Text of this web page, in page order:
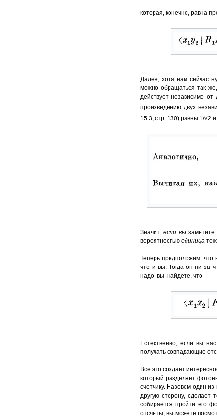
которая, конечно, равна
Далее, хотя нам сейчас
можно обращаться так
действует независимо
произведению двух
15.3, стр. 130) равны 1/√2 и
Значит, если вы
вероятностью единица
Теперь предположим, что
что и вы. Тогда он ни за
надо, вы найдете, что
Естественно, если вы
получать совпадающие
Все это создает
который разделяет
счетчику. Назовем один
другую сторону, сделает
собирается пройти его
отсчеты, вы можете